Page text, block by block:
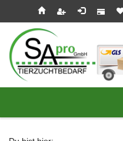
Seitenebreiche: